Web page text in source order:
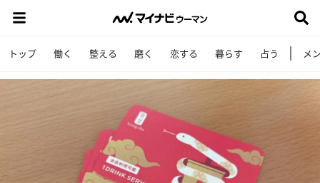
トップ 働く 整える 磨く 恋する 暮らす 占う メ